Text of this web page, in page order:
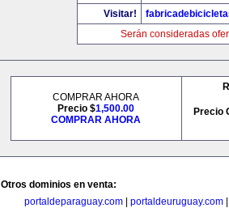
Visitar!
Serán consideradas
COMPRAR AHORA
Precio $1,500.00
COMPRAR AHORA
Precio
Otros dominios en venta:
portaldeparaguay.com| portaldeuruguay.com